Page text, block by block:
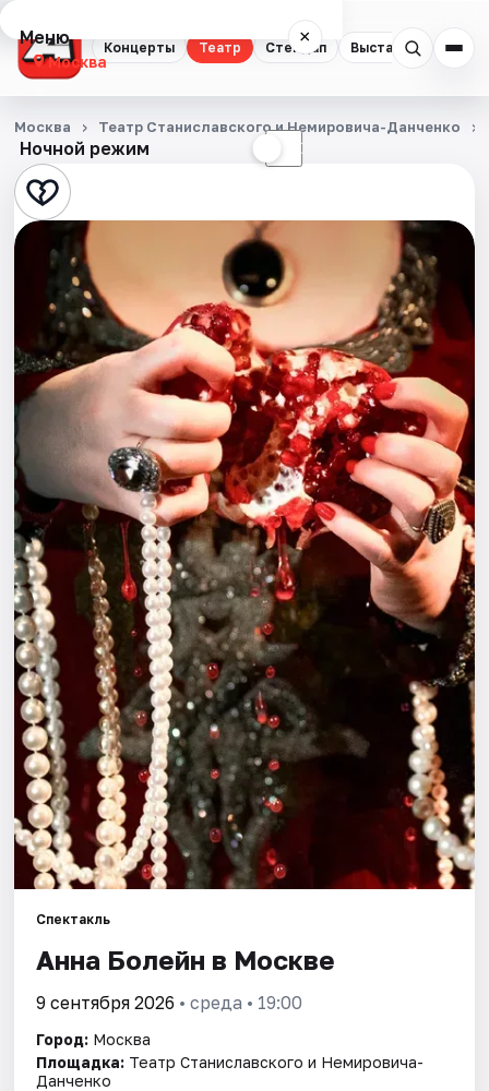
Концерты Театр Стендап Выставки
Меню ×
Москва
Концерты
Театр
Стендап
Выставки
Квесты
Экскурсии
События
Города
Площадки
Артисты
Рейтинги
Ночной режим ☾
Москва Театр Станиславского и Немировича-Данченко
Спектакль
Анна Болейн в Москве
9 сентября 2026 • среда • 19:00
Город: Москва
Площадка: Театр Станиславского и Немировича-
Данченко